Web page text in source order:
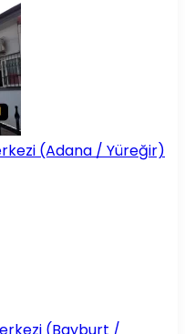
(Adana / Yüreğir)
(Bayburt /